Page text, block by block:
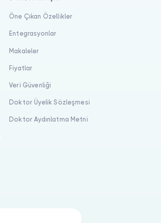
Öne Çıkan Özellikler
Entegrasyonlar
Makaleler
Fiyatlar
Veri Güvenliği
Doktor Üyelik Sözleşmesi
Doktor Aydınlatma Metni